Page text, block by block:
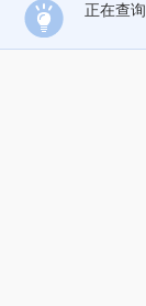
正在查